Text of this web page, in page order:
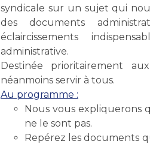
syndicale sur un sujet qui
des documents
éclaircissements
administrative.
Destinée prioritairement
néanmoins servir à tous.
Au programme :
Nous vous expliquerons
ne le sont pas.
Repérez les documents